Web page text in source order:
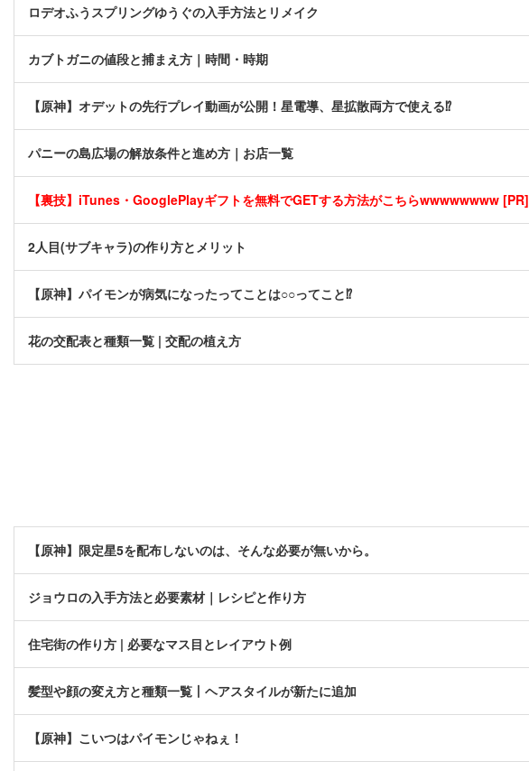
ロデオふうスプリングゆうぐの入手方法とリメイク
カブトガニの値段と捕まえ方｜時間・時期
【原神】オデットの先行プレイ動画が公開！星電導、星拡散両方で使える⁉
パニーの島広場の解放条件と進め方｜お店一覧
【裏技】iTunes・GooglePlayギフトを無料でGETする方法がこちらwwwwwwww [PR]
2人目(サブキャラ)の作り方とメリット
【原神】パイモンが病気になったってことは○○ってこと⁉
花の交配表と種類一覧 | 交配の植え方
【原神】限定星5を配布しないのは、そんな必要が無いから。
ジョウロの入手方法と必要素材｜レシピと作り方
住宅街の作り方 | 必要なマス目とレイアウト例
髪型や顔の変え方と種類一覧丨ヘアスタイルが新たに追加
【原神】こいつはパイモンじゃねぇ！